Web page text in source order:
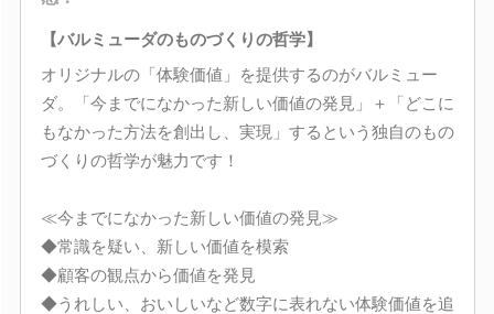
【バルミューダのものづくりの哲学】
オリジナルの「体験価値」を提供するのがバルミュー
ダ。「今までになかった新しい価値の発見」＋「どこに
もなかった方法を創出し、実現」するという独自のもの
づくりの哲学が魅力です！
≪今までになかった新しい価値の発見≫
◆常識を疑い、新しい価値を模索
◆顧客の観点から価値を発見
◆うれしい、おいしいなど数字に表れない体験価値を追